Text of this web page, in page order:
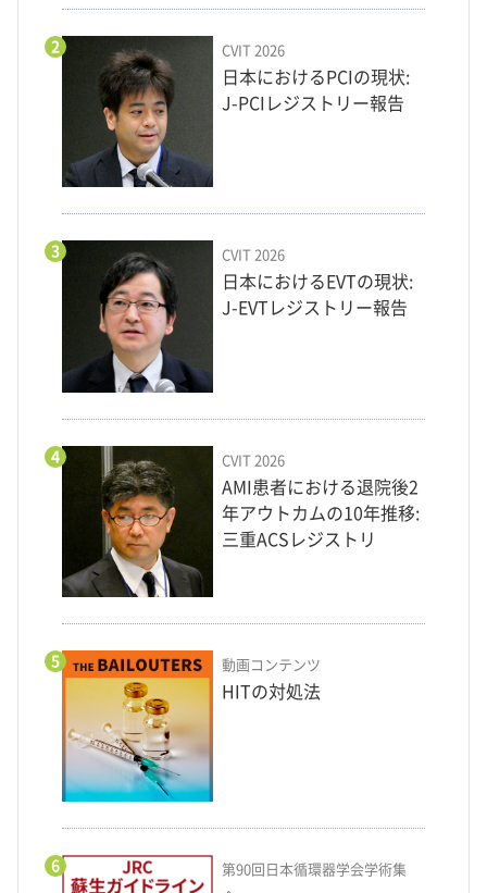
2 CVIT 2026
日本におけるPCIの現状:
J-PCIレジストリー報告
3 CVIT 2026
日本におけるEVTの現状:
J-EVTレジストリー報告
4 CVIT 2026
AMI患者における退院後2
年アウトカムの10年推移:
三重ACSレジストリ
5 動画コンテンツ
HITの対処法
6
第90回日本循環器学会学術集